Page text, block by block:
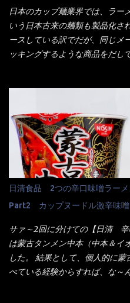
員さんも、アレー？といいなが
消えていった。 タッチパネル
のヤロー！ 待つ事暫し・・・
来ました。 こちらが本日のサ
く行きましたねぇ～ だからタ
いた）が料理に必ず付いてき
スでは・・・それは無いね！
プで、タイ料理をどの様に再
だなぁ～ 因みにガパオ＝ホー
キンが多く豚や牛もあります。
く、粗挽きの肉になるんです。
焼きが本来です。 今回はほぼ
オタイなのと比べれば薄め？
ズ】が必要だナァ～ 笑 私は、
く...
日本のカップ麺業界では、ラー
いう日本古来の麺類も製品化さ
ースしている訳でだが、同じメ
ッキングするような商品をだし
ている訳で何故に敢えて本商品
格は、緑のたぬきの実売は108
でした。 殆ど変わらないじゃ
メーカーHPから情報を得てみ
て居ない物質を赤色） ☆緑の
造)、そば粉、植物油脂、植物
かやく(小えびてんぷら、 かま
ょうゆ、魚介エキス、たん白加
脂)／加工でん粉、調味料(アミ
ル色素、リン酸塩(Na)、増粘多
ミンE)、クチナシ色素、ベニコ
タミンB1、香辛料抽出物、 カ
日清食品 2つの辛口味噌ラーメ
Part2 カップヌードル激辛味噌
サァ～2回に分けての【日清
は蒙古タンメン中本（中本＆イ
した。 結果として、個人的に
べている経験からすれば、な～